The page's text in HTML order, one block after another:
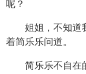
呢？
姐姐，不知道
着简乐乐问道。
简乐乐不自在